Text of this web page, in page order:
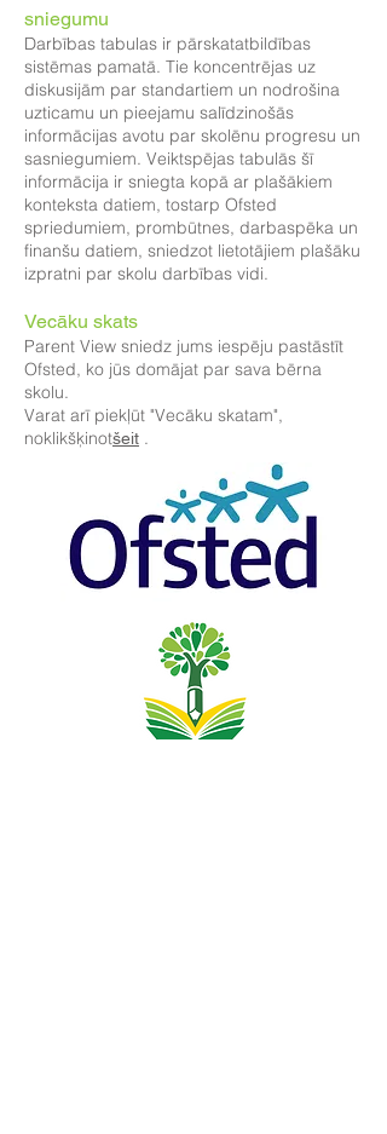
sniegumu
Darbības tabulas ir pārskatatbildības
sistēmas pamatā. Tie koncentrējas uz
diskusijām par standartiem un nodrošina
uzticamu un pieejamu salīdzinošās
informācijas avotu par skolēnu progresu un
sasniegumiem. Veiktspējas tabulās šī
informācija ir sniegta kopā ar plašākiem
konteksta datiem, tostarp Ofsted
spriedumiem, prombūtnes, darbaspēka un
finanšu datiem, sniedzot lietotājiem plašāku
izpratni par skolu darbības vidi.
Vecāku skats
Parent View sniedz jums iespēju pastāstīt
Ofsted, ko jūs domājat par sava bērna
skolu.
Varat arī piekļūt "Vecāku skatam",
noklikšķinotšeit .